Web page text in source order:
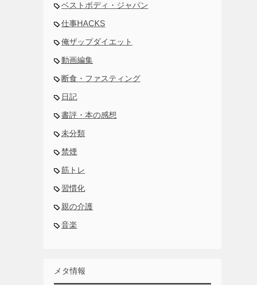
ベストボディ・ジャパン
仕事HACKS
俺ザップダイエット
動画編集
断食・ファスティング
日記
書評・本の感想
未分類
禁煙
筋トレ
習慣化
親の介護
音楽
メタ情報